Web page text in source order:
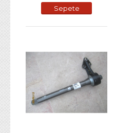
Sepete